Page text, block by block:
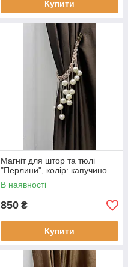
Купити
Магніт для штор та тюлі
"Перлини", колір: капучино
В наявності
850 ₴
Купити